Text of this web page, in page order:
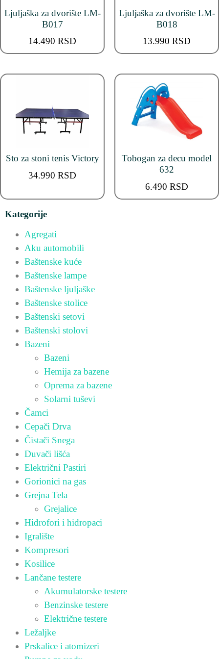
Kategorije
Agregati
Aku automobili
Baštenske kuće
Baštenske lampe
Baštenske ljuljaške
Baštenske stolice
Baštenski setovi
Baštenski stolovi
Bazeni
Bazeni
Hemija za bazene
Oprema za bazene
Solarni tuševi
Čamci
Cepači Drva
Čistači Snega
Duvači lišća
Električni Pastiri
Gorionici na gas
Grejna Tela
Grejalice
Hidrofori i hidropaci
Igralište
Kompresori
Kosilice
Lančane testere
Akumulatorske testere
Benzinske testere
Električne testere
Ležaljke
Prskalice i atomizeri
Ljuljaška za dvorište LM-
B017
14.490 RSD
Ljuljaška za dvorište LM-
B018
13.990 RSD
Sto za stoni tenis Victory
34.990 RSD
Tobogan za decu model
632
6.490 RSD